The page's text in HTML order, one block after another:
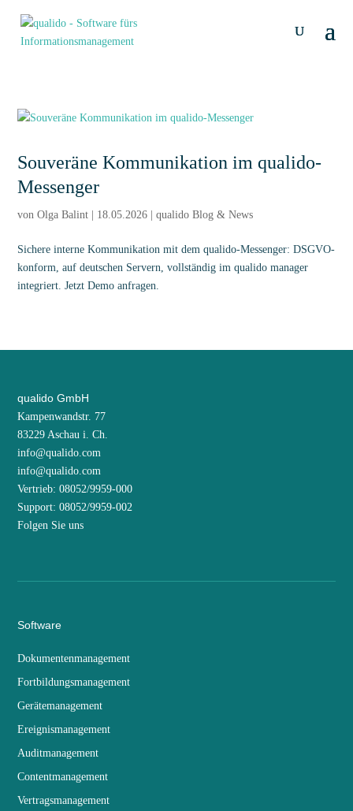
Souveräne Kommunikation im qualido-
Messenger
vonOlga Balint 18.05.2026 |qualido Blog & News
Sichere interne Kommunikation mit dem qualido-Messenger: DSGVO-
konform, auf deutschen Servern, vollständig im qualido manager
integriert. Jetzt Demo anfragen.
qualido GmbH
Kampenwandstr. 77
83229 Aschau i. Ch.
info@qualido.com
info@qualido.com
Vertrieb: 08052/9959-000
Support: 08052/9959-002
Folgen Sie uns
Software
Dokumentenmanagement
Fortbildungsmanagement
Gerätemanagement
Ereignismanagement
Auditmanagement
Contentmanagement
Vertragsmanagement